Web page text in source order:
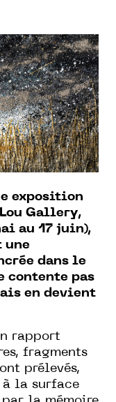
exposition
Gallery,
au 17 juin),
une
dans le
contente pas
en devient
rapport
fragments
prélevés,
à la surface